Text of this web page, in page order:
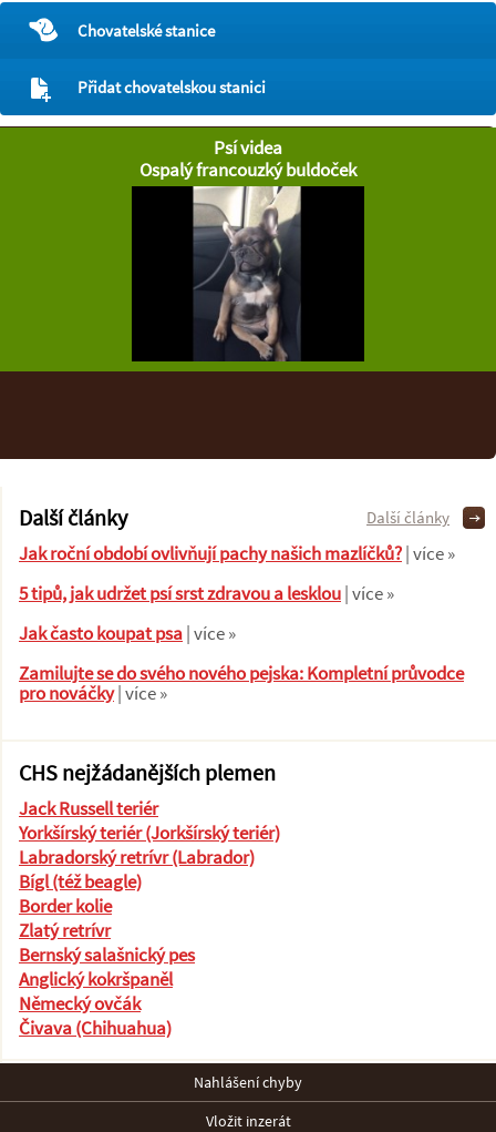
Chovatelské stanice
Přidat chovatelskou stanici
Psí videa
Ospalý francouzký buldoček
Další články
Jak roční období ovlivňují pachy našich mazlíčků?| více »
5 tipů, jak udržet psí srst zdravou a lesklou| více »
Jak často koupat psa| více »
Zamilujte se do svého nového pejska: Kompletní průvodce
pro nováčky| více »
Další články
CHS nejžádanějších plemen
Jack Russell teriér
Yorkšírský teriér (Jorkšírský teriér)
Labradorský retrívr (Labrador)
Bígl (též beagle)
Border kolie
Zlatý retrívr
Bernský salašnický pes
Anglický kokršpaněl
Německý ovčák
Čivava (Chihuahua)
Nahlášení chyby
Vložit inzerát